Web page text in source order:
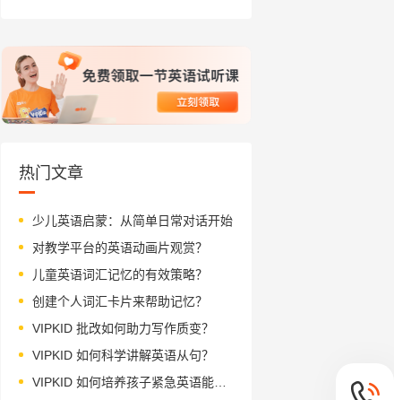
热门文章
少儿英语启蒙：从简单日常对话开始
对教学平台的英语动画片观赏？
儿童英语词汇记忆的有效策略？
创建个人词汇卡片来帮助记忆？
VIPKID 批改如何助力写作质变？
VIPKID 如何科学讲解英语从句？
VIPKID 如何培养孩子紧急英语能力？